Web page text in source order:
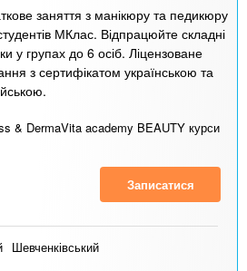
заняття з манікюру та педикюру
МКлас. Відпрацюйте складні
у групах до 6 осіб. Ліцензоване
з сертифікатом українською та
& DermaVita academy BEAUTY курси
Записатися
Шевченківський